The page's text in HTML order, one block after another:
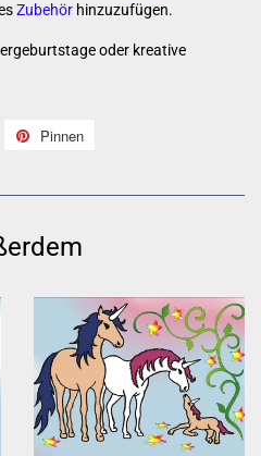
Zubehör hinzuzufügen.
oder kreative
Pinnen
pinnen